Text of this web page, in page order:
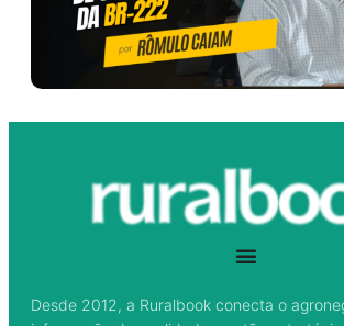
Desde 2012, a Ruralbook conecta o